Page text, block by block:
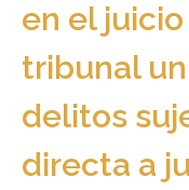
en el
tribunal
delitos
directa a